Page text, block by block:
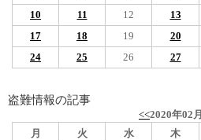
10
11 12 13
17
18 19 20
24
25 26 27
盗難情報の記事
<<2020年02月
月
火 水 木